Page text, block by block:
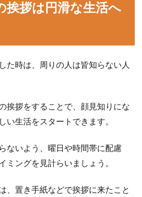
挨拶は円滑な生活へ
た時は、周りの人は皆知らない人
挨拶をすることで、顔見知りにな
い生活をスタートできます。
ないよう、曜日や時間帯に配慮
ミングを見計らいましょう。
、置き手紙などで挨拶に来たこと